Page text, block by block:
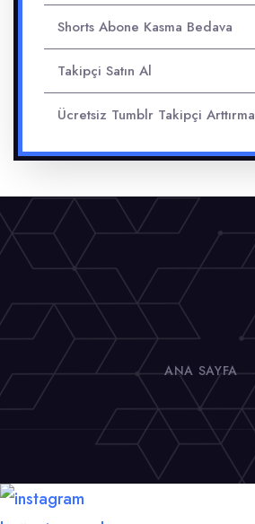
Shorts Abone Kasma Bedava
Takipçi Satın Al
Ücretsiz Tumblr Takipçi Arttırma
ANA SAYFA